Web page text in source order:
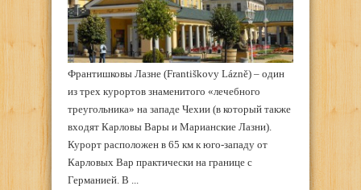
Франтишковы Лазне (Františkovy Lázně) – один
из трех курортов знаменитого «лечебного
треугольника» на западе Чехии (в который также
входят Карловы Вары и Марианские Лазни).
Курорт расположен в 65 км к юго-западу от
Карловых Вар практически на границе с
Германией. В ...